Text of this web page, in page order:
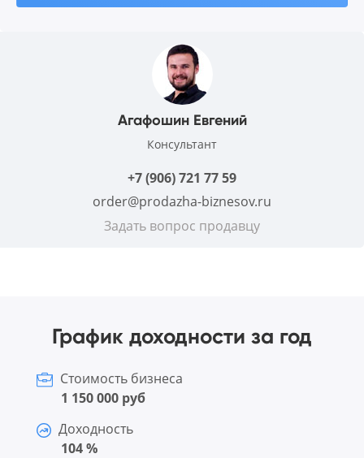
Агафошин Евгений
Консультант
+7 (906) 721 77 59
order@prodazha-biznesov.ru
Задать вопрос продавцу
График доходности за год
Стоимость бизнеса
1 150 000 руб
Доходность
104 %